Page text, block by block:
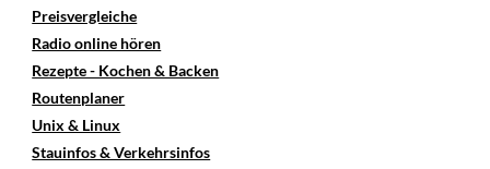
Preisvergleiche
Radio online hören
Rezepte - Kochen & Backen
Routenplaner
Unix & Linux
Stauinfos & Verkehrsinfos